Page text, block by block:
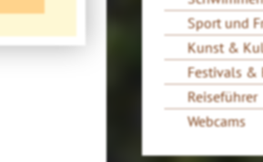
Sport und
Kunst &
Festivals &
Reiseführer
Webcams